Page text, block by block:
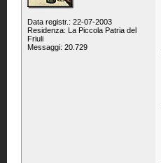
Data registr.: 22-07-2003
Residenza: La Piccola Patria del
Friuli
Messaggi: 20.729